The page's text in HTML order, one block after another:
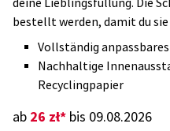
bestellt werden, damit du
Vollständig
Nachhaltige
Recyclingpapier
ab 26 zł* bis 09.08.2026